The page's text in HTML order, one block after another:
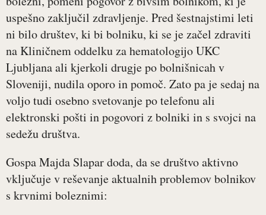
uspešno zaključil zdravljenje. Pred šestnajstimi leti
ni bilo društev, ki bi bolniku, ki se je začel zdraviti
na Kliničnem oddelku za hematologijo UKC
Ljubljana ali kjerkoli drugje po bolnišnicah v
Sloveniji, nudila oporo in pomoč. Zato pa je sedaj na
voljo tudi osebno svetovanje po telefonu ali
elektronski pošti in pogovori z bolniki in s svojci na
sedežu društva.
Gospa Majda Slapar doda, da se društvo aktivno
vključuje v reševanje aktualnih problemov bolnikov
s krvnimi boleznimi: